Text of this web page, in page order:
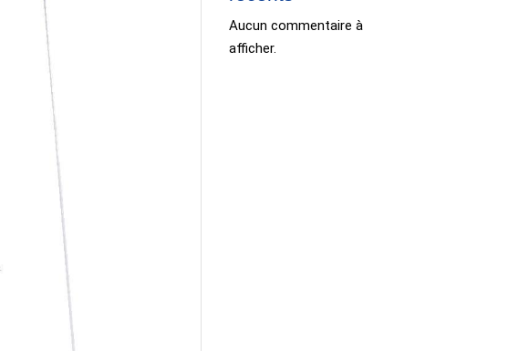
Aucun commentaire à
afficher.